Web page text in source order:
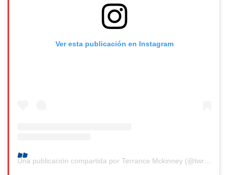
Ver esta publicación en Instagram
Una publicación compartida por Terrance Mckinney (@twrecks155)